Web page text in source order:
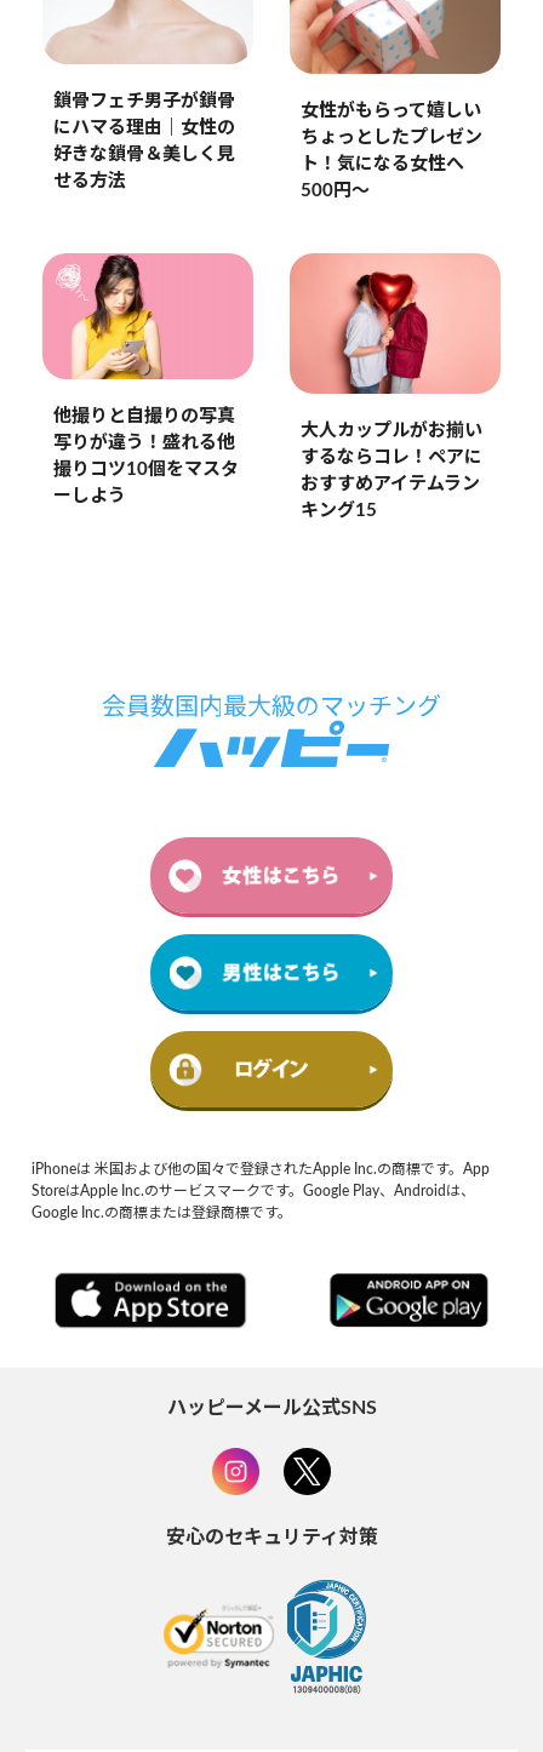
鎖骨フェチ男子が鎖骨
にハマる理由｜女性の
好きな鎖骨＆美しく見
せる方法
女性がもらって嬉しい
ちょっとしたプレゼン
ト！気になる女性へ
500円～
他撮りと自撮りの写真
写りが違う！盛れる他
撮りコツ10個をマスタ
ーしよう
大人カップルがお揃い
するならコレ！ペアに
おすすめアイテムラン
キング15
iPhoneは 米国および他の国々で登録されたApple Inc.の商標です。App
StoreはApple Inc.のサービスマークです。Google Play、Androidは、
Google Inc.の商標または登録商標です。
ハッピーメール公式SNS
安心のセキュリティ対策